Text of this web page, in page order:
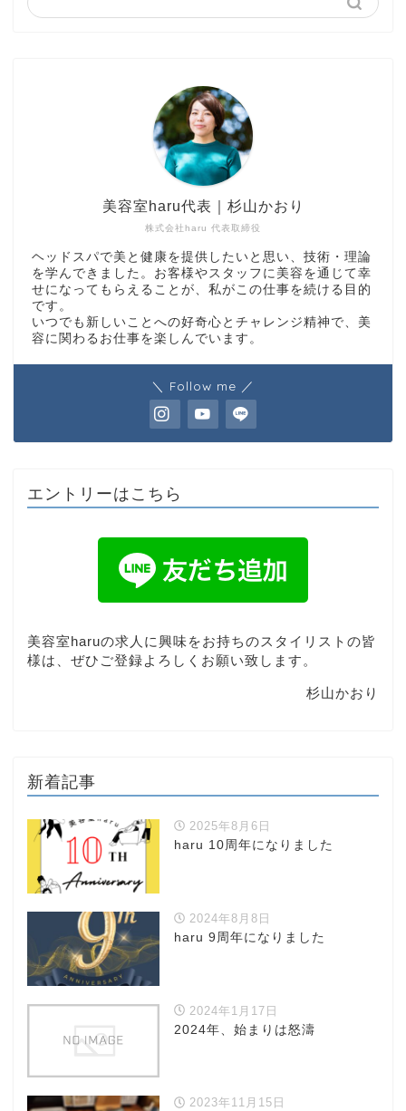
株式会社haru 代表取締役
美容室haru代表｜杉山かおり
ヘッドスパで美と健康を提供したいと思い、技術・理論
を学んできました。お客様やスタッフに美容を通じて幸
せになってもらえることが、私がこの仕事を続ける目的
です。
いつでも新しいことへの好奇心とチャレンジ精神で、美
容に関わるお仕事を楽しんでいます。
＼ Follow me ／
エントリーはこちら
美容室haruの求人に興味をお持ちのスタイリストの皆
様は、ぜひご登録よろしくお願い致します。
杉山かおり
新着記事
2025年8月6日
haru 10周年になりました
2024年8月8日
haru 9周年になりました
2024年1月17日
2024年、始まりは怒濤
2023年11月15日